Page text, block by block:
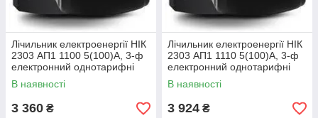
Лічильник електроенергії НІК
2303 АП1 1100 5(100)А, 3-ф
електронний однотарифні
В наявності
3 360 ₴
Лічильник електроенергії НІК
2303 АП1 1110 5(100)А, 3-ф
електронний однотарифні
В наявності
3 924 ₴